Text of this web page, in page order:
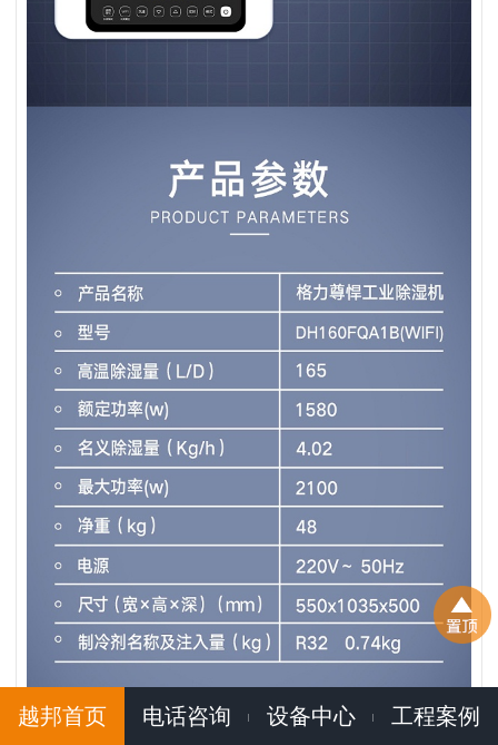
越邦首页 电话咨询 设备中心 工程案例